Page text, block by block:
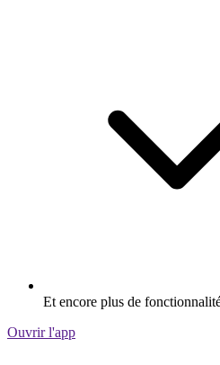
Et encore plus de
Ouvrir l'app